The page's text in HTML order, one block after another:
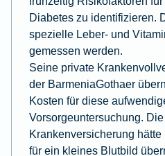
Diabetes zu identifizieren.
spezielle Leber- und
gemessen werden.
Seine private
der BarmeniaGothaer
Kosten für diese
Vorsorgeuntersuchung.
Krankenversicherung hätte
für ein kleines Blutbild